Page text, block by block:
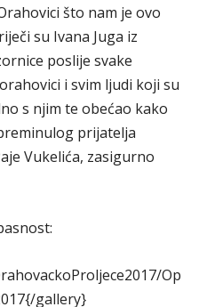
što nam je ovo
su Ivana Juga iz
poslije svake
i svim ljudi koji su
s njim te obećao kako
prijatelja
Vukelića, zasigurno
Op
gallery}